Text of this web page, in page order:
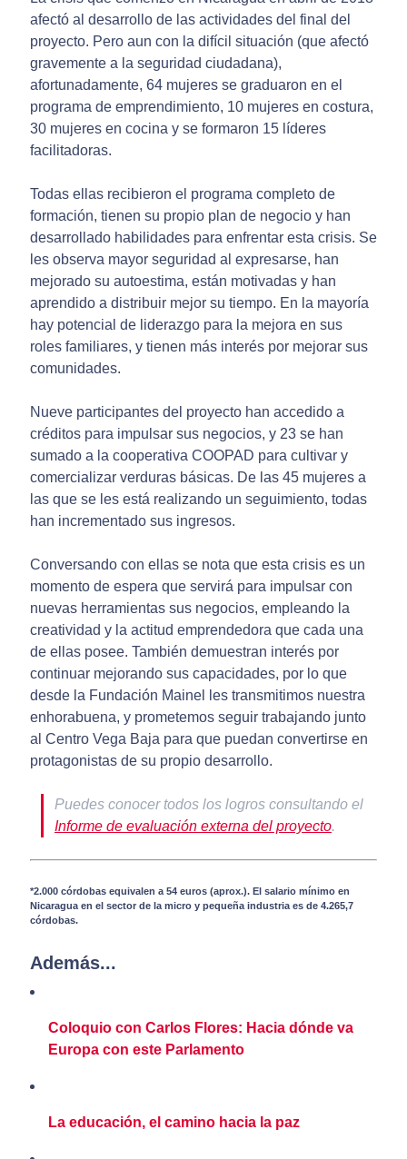
afectó al desarrollo de las actividades del final del
proyecto. Pero aun con la difícil situación (que afectó
gravemente a la seguridad ciudadana),
afortunadamente, 64 mujeres se graduaron en el
programa de emprendimiento, 10 mujeres en costura,
30 mujeres en cocina y se formaron 15 líderes
facilitadoras.
Todas ellas recibieron el programa completo de
formación, tienen su propio plan de negocio y han
desarrollado habilidades para enfrentar esta crisis. Se
les observa mayor seguridad al expresarse, han
mejorado su autoestima, están motivadas y han
aprendido a distribuir mejor su tiempo. En la mayoría
hay potencial de liderazgo para la mejora en sus
roles familiares, y tienen más interés por mejorar sus
comunidades.
Nueve participantes del proyecto han accedido a
créditos para impulsar sus negocios, y 23 se han
sumado a la cooperativa COOPAD para cultivar y
comercializar verduras básicas. De las 45 mujeres a
las que se les está realizando un seguimiento, todas
han incrementado sus ingresos.
Conversando con ellas se nota que esta crisis es un
momento de espera que servirá para impulsar con
nuevas herramientas sus negocios, empleando la
creatividad y la actitud emprendedora que cada una
de ellas posee. También demuestran interés por
continuar mejorando sus capacidades, por lo que
desde la Fundación Mainel les transmitimos nuestra
enhorabuena, y prometemos seguir trabajando junto
al Centro Vega Baja para que puedan convertirse en
protagonistas de su propio desarrollo.
Puedes conocer todos los logros consultando el
Informe de evaluación externa del proyecto.
*2.000 córdobas equivalen a 54 euros (aprox.). El salario mínimo en
Nicaragua en el sector de la micro y pequeña industria es de 4.265,7
córdobas.
Además...
Coloquio con Carlos Flores: Hacia dónde va
Europa con este Parlamento
La educación, el camino hacia la paz